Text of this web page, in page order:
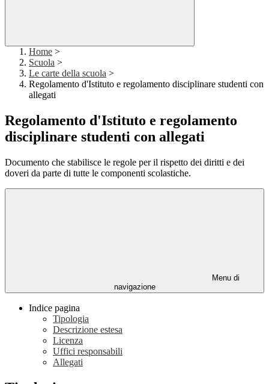
Home >
Scuola >
Le carte della scuola >
Regolamento d'Istituto e regolamento disciplinare studenti con
allegati
Regolamento d'Istituto e regolamento
disciplinare studenti con allegati
Documento che stabilisce le regole per il rispetto dei diritti e dei
doveri da parte di tutte le componenti scolastiche.
Menu di
navigazione
Indice pagina
Tipologia
Descrizione estesa
Licenza
Uffici responsabili
Allegati